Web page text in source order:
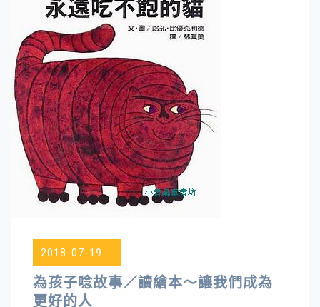
護
～
是
從
大
人
高
尚
／
道
德
為
開
始
2018-07-19
為孩子唸故事／讀繪本～讓我們成為
更好的人